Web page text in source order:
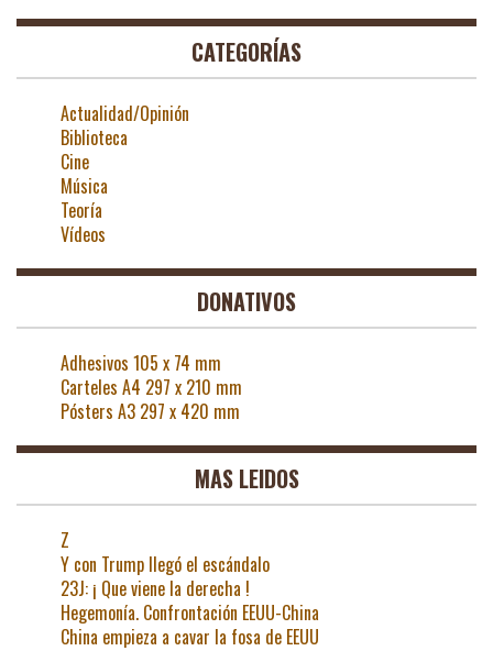
CATEGORÍAS
Actualidad/Opinión
Biblioteca
Cine
Música
Teoría
Vídeos
DONATIVOS
Adhesivos 105 x 74 mm
Carteles A4 297 x 210 mm
Pósters A3 297 x 420 mm
MAS LEIDOS
Z
Y con Trump llegó el escándalo
23J: ¡ Que viene la derecha !
Hegemonía. Confrontación EEUU-China
China empieza a cavar la fosa de EEUU